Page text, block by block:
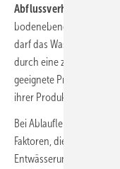
Abflussverhalten
bodenebenen Dusche.
darf das Wasser nur in
durch eine zu geringe
geeignete Prüfverfahren
ihrer Produkte nach.
Bei Ablaufleistung und
Faktoren, die im
Entwässerung des